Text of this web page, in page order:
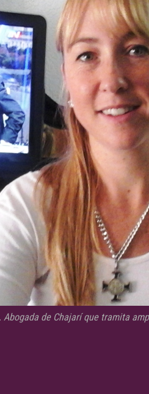
Abogada de Chajarí que tramita